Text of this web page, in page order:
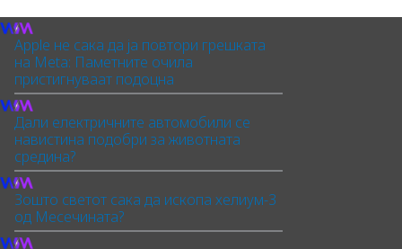
Apple не сака да ја повтори грешката
на Meta: Паметните очила
пристигнуваат подоцна
Дали електричните автомобили се
навистина подобри за животната
средина?
Зошто светот сака да ископа хелиум-3
од Месечината?